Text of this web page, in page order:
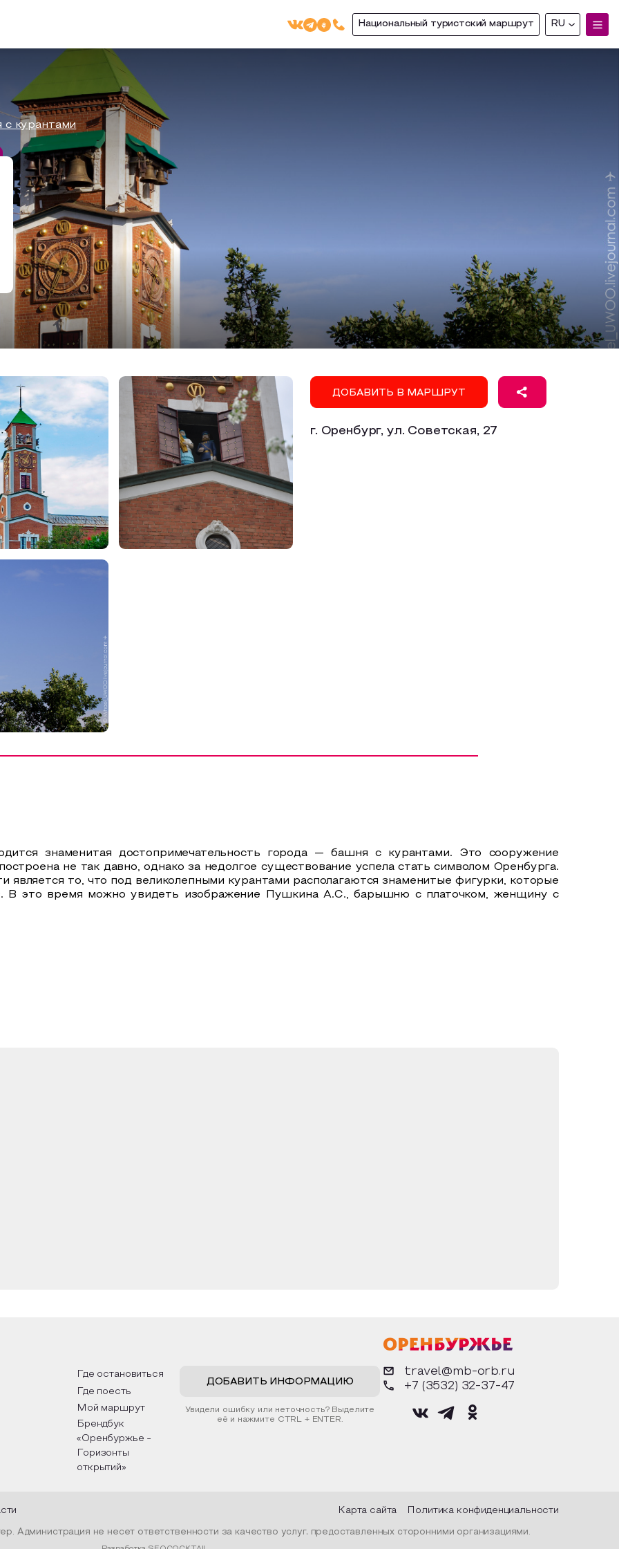
Национальный туристский маршрут RU
с курантами
ДОБАВИТЬ В МАРШРУТ
г. Оренбург, ул. Советская, 27
знаменитая достопримечательность города — башня с курантами. Это сооружение
не так давно, однако за недолгое существование успела стать символом Оренбурга.
является то, что под великолепными курантами располагаются знаменитые фигурки, которые
В это время можно увидеть изображение Пушкина А.С., барышню с платочком, женщину с
Где остановиться
Где поесть
Мой маршрут
Брендбук
«Оренбуржье -
Горизонты
открытий»
ДОБАВИТЬ ИНФОРМАЦИЮ
Увидели ошибку или неточность? Выделите
её и нажмите CTRL + ENTER.
travel@mb-orb.ru
+7 (3532) 32-37-47
Карта сайта Политика конфиденциальности
Администрация не несет ответственности за качество услуг, предоставленных сторонними организациями.